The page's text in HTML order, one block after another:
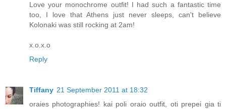
Love your monochrome outfit! I had such a fantastic time
too, I love that Athens just never sleeps, can't believe
Kolonaki was still rocking at 2am!
x.o.x.o
Reply
Tiffany 21 September 2011 at 18:32
oraies photographies! kai poli oraio outfit, oti prepei gia ti